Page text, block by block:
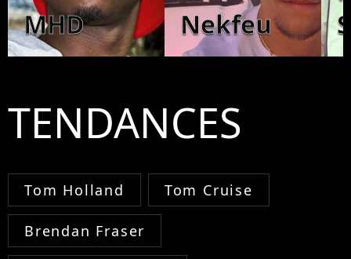
MHD Nekfeu
TENDANCES
Tom Holland Tom Cruise
Brendan Fraser